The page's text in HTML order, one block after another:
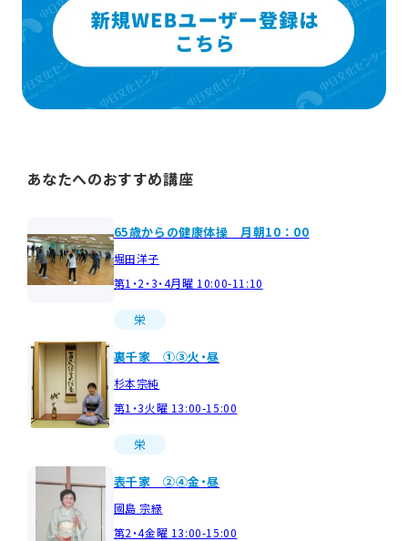
あなたへのおすすめ講座
65歳からの健康体操 月朝10：00
堀田洋子
第1・2・3・4月曜 10:00-11:10
栄
裏千家 ①③火・昼
杉本宗純
第1・3火曜 13:00-15:00
栄
表千家 ②④金・昼
國島 宗緑
第2・4金曜 13:00-15:00